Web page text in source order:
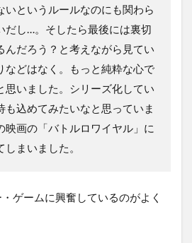
いというルールなのにも関わら
だし…。そしたら最後には裏切
んだろう？と考えながら見てい
などはなく。もっと純粋な心で
思いました。シリーズ化してい
も込めてみたいなと思っていま
映画の「バトルロワイヤル」に
まいました。
ゲームに興奮しているのがよく